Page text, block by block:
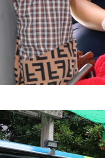
(One Stop Service)
จำเดือน GPS
ยธรรม
มและความโปร่งใสในการ